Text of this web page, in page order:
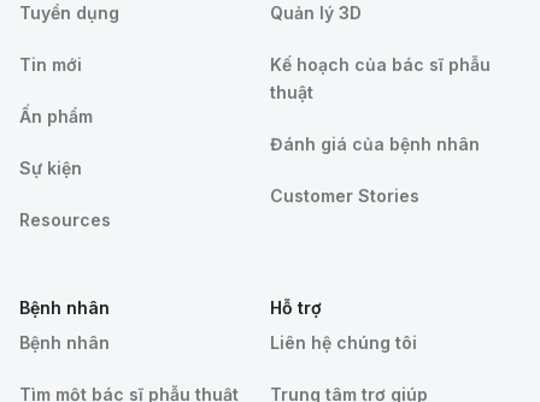
Tuyển dụng
Tin mới
Ấn phẩm
Sự kiện
Resources
Quản lý 3D
Kế hoạch của bác sĩ phẫu
thuật
Đánh giá của bệnh nhân
Customer Stories
Bệnh nhân
Bệnh nhân
Tìm một bác sĩ phẫu thuật
Hỗ trợ
Liên hệ chúng tôi
Trung tâm trợ giúp